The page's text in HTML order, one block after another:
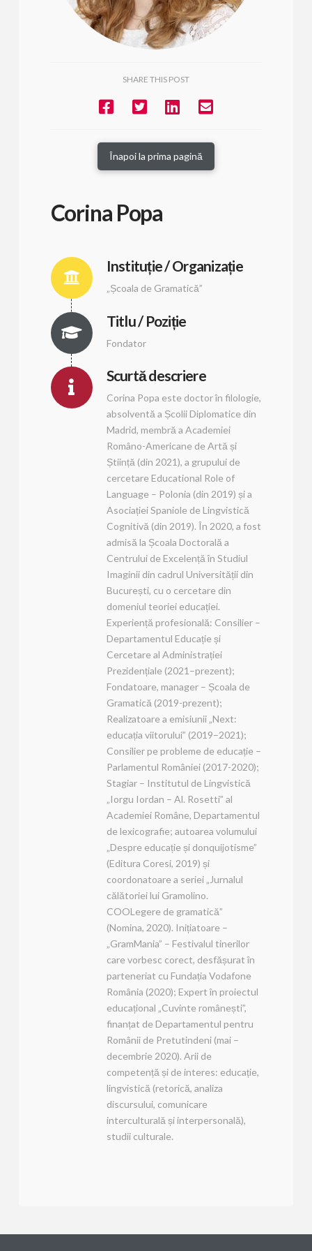
SHARE THIS POST
Înapoi la prima pagină
Corina Popa
Instituție / Organizație
„Școala de Gramatică”
Titlu / Poziție
Fondator
Scurtă descriere
Corina Popa este doctor în filologie,
absolventă a Școlii Diplomatice din
Madrid, membră a Academiei
Româno-Americane de Artă și
Știință (din 2021), a grupului de
cercetare Educational Role of
Language – Polonia (din 2019) și a
Asociației Spaniole de Lingvistică
Cognitivă (din 2019). În 2020, a fost
admisă la Școala Doctorală a
Centrului de Excelență în Studiul
Imaginii din cadrul Universității din
București, cu o cercetare din
domeniul teoriei educației.
Experiență profesională: Consilier –
Departamentul Educație și
Cercetare al Administrației
Prezidențiale (2021–prezent);
Fondatoare, manager – Școala de
Gramatică (2019-prezent);
Realizatoare a emisiunii „Next:
educația viitorului” (2019–2021);
Consilier pe probleme de educație –
Parlamentul României (2017-2020);
Stagiar – Institutul de Lingvistică
„Iorgu Iordan – Al. Rosetti” al
Academiei Române, Departamentul
de lexicografie; autoarea volumului
„Despre educație și donquijotisme”
(Editura Coresi, 2019) și
coordonatoare a seriei „Jurnalul
călătoriei lui Gramolino.
COOLegere de gramatică”
(Nomina, 2020). Inițiatoare –
„GramMania” – Festivalul tinerilor
care vorbesc corect, desfășurat în
parteneriat cu Fundația Vodafone
România (2020); Expert în proiectul
educațional „Cuvinte românești”,
finanțat de Departamentul pentru
Românii de Pretutindeni (mai –
decembrie 2020). Arii de
competență și de interes: educație,
lingvistică (retorică, analiza
discursului, comunicare
interculturală și interpersonală),
studii culturale.